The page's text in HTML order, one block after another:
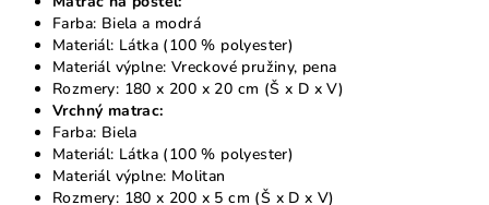
Farba: Biela a modrá
Materiál: Látka (100 % polyester)
Materiál výplne: Vreckové pružiny, pena
Rozmery: 180 x 200 x 20 cm (Š x D x V)
Vrchný matrac:
Farba: Biela
Materiál: Látka (100 % polyester)
Materiál výplne: Molitan
Rozmery: 180 x 200 x 5 cm (Š x D x V)